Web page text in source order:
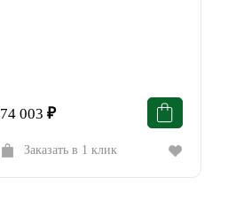
74 003 ₽
Заказать в 1 клик